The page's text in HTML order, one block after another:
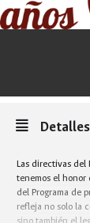
Las directivas del
tenemos el honor
del Programa de
refleja no solo la